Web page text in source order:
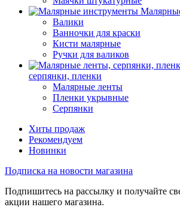
Валики
Ванночки для краски
Кисти малярные
Ручки для валиков
серпянки, пленки
Малярные ленты
Пленки укрывные
Серпянки
Хиты продаж
Рекомендуем
Новинки
Подписка на новости магазина
Подпишитесь на рассылку и получайте
акции нашего магазина.